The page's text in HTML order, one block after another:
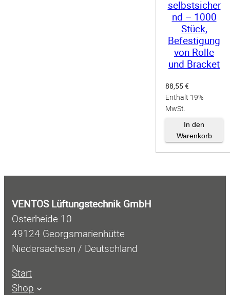
selbstsicher
nd – 1000
Stück,
Befestigung
von Rolle
und Bracket
88,55€
Enthält 19%
MwSt.
Versand
In den
Warenkorb
VENTOS Lüftungstechnik GmbH
Osterheide 10
49124 Georgsmarienhütte
Niedersachsen / Deutschland
Start
Shop